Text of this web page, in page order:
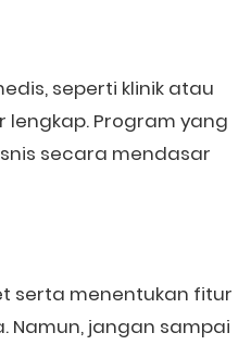
seperti klinik atau
lengkap. Program yang
secara mendasar
serta menentukan fitur
Namun, jangan sampai